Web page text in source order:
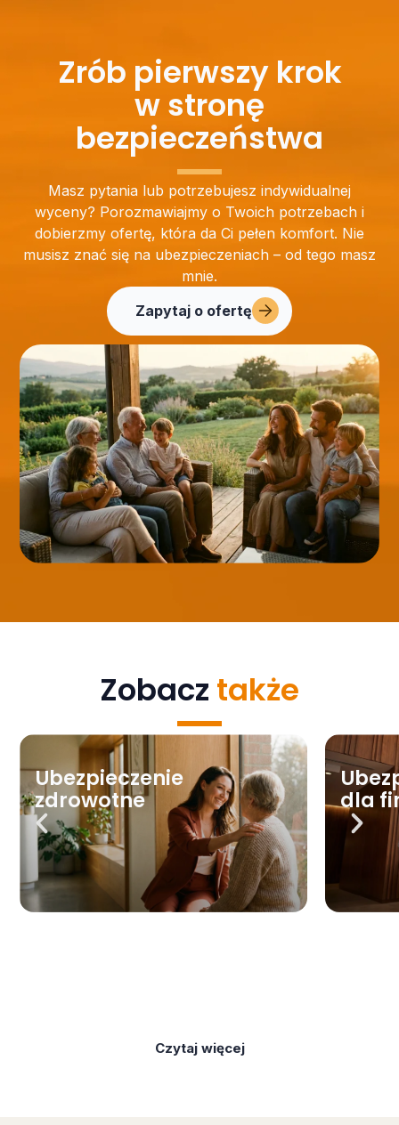
Zrób pierwszy krok
w stronę
bezpieczeństwa
Masz pytania lub potrzebujesz indywidualnej
wyceny? Porozmawiajmy o Twoich potrzebach i
dobierzmy ofertę, która da Ci pełen komfort. Nie
musisz znać się na ubezpieczeniach – od tego masz
mnie.
Zapytaj o ofertę
Zobacz także
Ubezpieczenie
zdrowotne dla
Czytaj więcej